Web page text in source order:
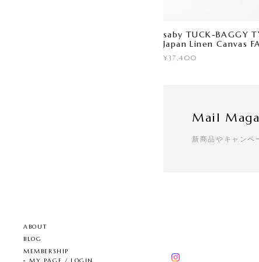
ABOUT
BLOG
MEMBERSHIP
saby TUCK-BAGGY
Japan Linen Canvas
¥37,400
Mail
新商品やキャンペ